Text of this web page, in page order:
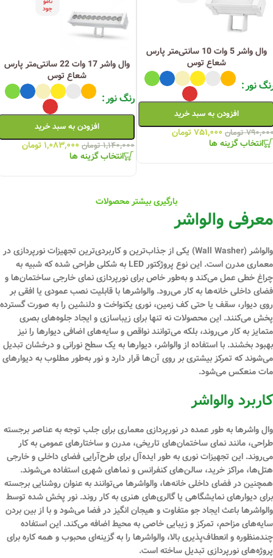
وال واشر 5 وات 10 سانتی‌متر پارس
شعاع توس
نور
افزودن به سبد خرید
تومان ۷۵۱,۰۰۰تومان
انتخاب گزینه ها
جود
وال واشر 17 وات 22 سانتی‌متر پارس
شعاع توس
رنگ نور
افزودن به سبد خرید
۱,۱۴۰,۰۰۰ تومان ۱,۰۸۳,۰۰۰ تومان
انتخاب گزینه ها
بارگیری بیشتر محصولات
معرفی والواشر
والواشر (Wall Washer) یکی از جذاب‌ترین و کاربردی‌ترین تجهیزات نورپردازیدر
معماری مدرن است. این نوع پروژکتور LED به شکلی طراحی شده که شبیه به
چراغ خطی عمل می‌کند و به‌طور خاص برای نورپردازی نمای خارجی ساختمان‌ها و
فضای داخلی خانه‌ها به کار می‌رود. والواشرها با قابلیت نصب عمودی یا افقی بر
روی دیوار، سقف یا حتی کف زمین، نوری یکنواخت و دلنشین را به صورت گسترده
پخش می‌کنند. این محصولات نه تنها برای زیباسازی و ایجاد جلوه‌های بصری
متمایز به کار می‌روند، بلکه می‌توانند نواقص و سایه‌های اضافی دیوارها را نیز
بهبود بخشند. با استفاده از والواشر، دیوارها به یک سطح نورانی و درخشان تبدیل
می‌شوند که تمرکز بیشتری بر روی آن‌ها قرار دارد و نور به‌طور مطلوب به دیوارهای
مات منعکس می‌شود.
کاربرد والواشر
وال واشرها به طور عمده در نورپردازی معماری برای جلب توجه به عناصر برجسته
طراحی، مانند نمای ساختمان‌های تاریخی، مدرن و ساختارهای عمومی به کار
می‌روند. این تجهیزات نوری به طور ایده‌آل برای طرح‌آرایی فضای داخلی و خارجی
هتل‌ها، مراکز خرید، سالن‌های کنفرانس و نماهای شهری استفاده می‌شوند.
همچنین در فضای داخلی خانه‌ها، والواشرها می‌توانند به عنوان روشنایی برجسته
برای دیوارهای نمایشگاهی یا گالری‌های هنری به کار روند. نور پخش شده توسط
والواشرها باعث ایجاد جو متفاوت و هیجان انگیز در فضا می‌شود و با از بین بردن
سایه‌های مزاحم، تمرکز و زیبایی خاصی به محیط اضافه می‌کند. این استفاده
چندمنظوره و انعطاف‌پذیری بالا، والواشرها را به گزینه‌ای محبوب و همه کاره برای
پروژه‌های نورپردازی تبدیل ساخته است.